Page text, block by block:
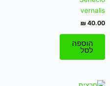
vernalis
₪ 40.00
הוספה
לסל
המחיר
המחיר